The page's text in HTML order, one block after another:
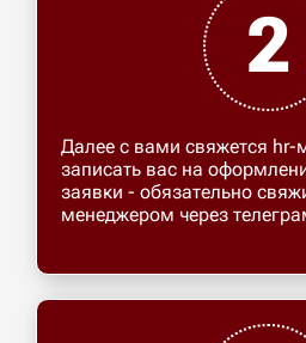
2
Далее с вами свяжется hr-
записать вас на
заявки - обязательно
менеджером через